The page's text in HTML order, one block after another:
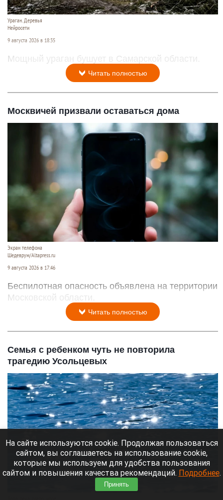
Ураган. Деревья
Нейросети
9 августа 2026 в 18:35
Мощный ураган бушует в Самарской области.
Читать полностью
Москвичей призвали оставаться дома
Экран телефона
Шедеврум/Altapress.ru
9 августа 2026 в 17:46
Беспилотная опасность объявлена на территории
Московской области.
Читать полностью
Семья с ребенком чуть не повторила
трагедию Усольцевых
На сайте используются cookie. Продолжая пользоваться
сайтом, вы соглашаетесь на использование cookie,
которые мы используем для удобства пользования
сайтом и повышения качества рекомендаций. Подробнее.
Принять